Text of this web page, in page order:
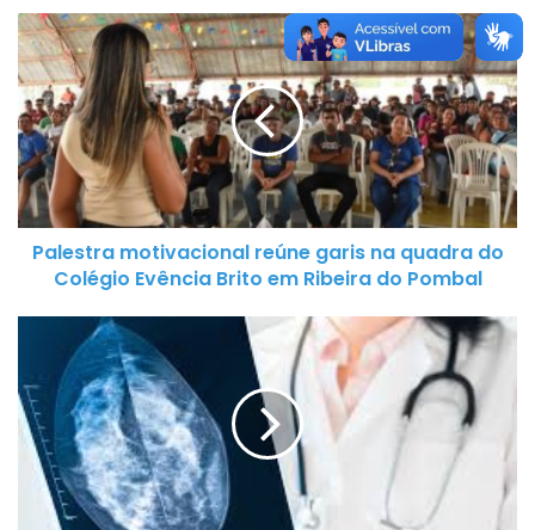
P
a
l
e
s
t
r
a
t
a
c
Palestra motivacional reúne garis na quadra do
Colégio Evência Brito em Ribeira do Pombal
r
r